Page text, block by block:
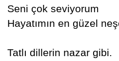
Seni çok seviyorum
Hayatımın en güzel
Tatlı dillerin nazar gibi.